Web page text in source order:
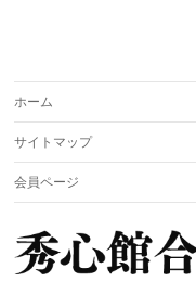
ホーム
サイトマップ
会員ページ